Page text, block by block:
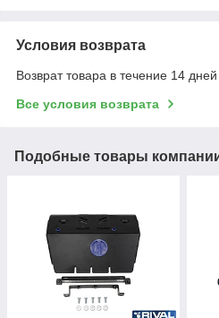
Условия возврата
Возврат товара в течение 14
Все условия возврата
Подобные товары